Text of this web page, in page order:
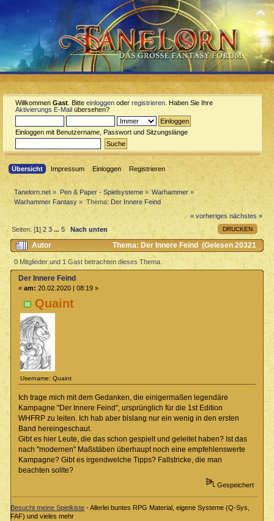
Willkommen Gast . Bitte einloggen oder registrieren . Haben Sie Ihre
Aktivierungs E-Mail übersehen?
Einloggen mit Benutzername, Passwort und Sitzungslänge
Übersicht Impressum Einloggen Registrieren
Tanelorn.net » Pen & Paper - Spielsysteme» Warhammer »
Warhammer Fantasy » Thema: Der Innere Feind
« vorheriges nächstes »
DRUCKEN
Seiten: [1]2 3 ...5 Nach unten
Autor
Thema: Der Innere Feind (Gelesen 20321
mal)
0 Mitglieder und 1 Gast betrachten dieses Thema.
Quaint
Username: Quaint
Der Innere Feind
« am: 20.02.2020 | 08:19 »
Ich trage mich mit dem Gedanken, die einigermaßen legendäre
Kampagne "Der Innere Feind", ursprünglich für die 1st Edition
WHFRP zu leiten. Ich hab aber bislang nur ein wenig in den ersten
Band hereingeschaut.
Gibt es hier Leute, die das schon gespielt und geleitet haben? Ist das
nach "modernen" Maßstäben überhaupt noch eine empfehlenswerte
Kampagne? Gibt es irgendwelche Tipps? Fallstricke, die man
beachten sollte?
Gespeichert
Besucht meine Spielkiste - Allerlei buntes RPG Material, eigene Systeme (Q-Sys,
FAF) und vieles mehr